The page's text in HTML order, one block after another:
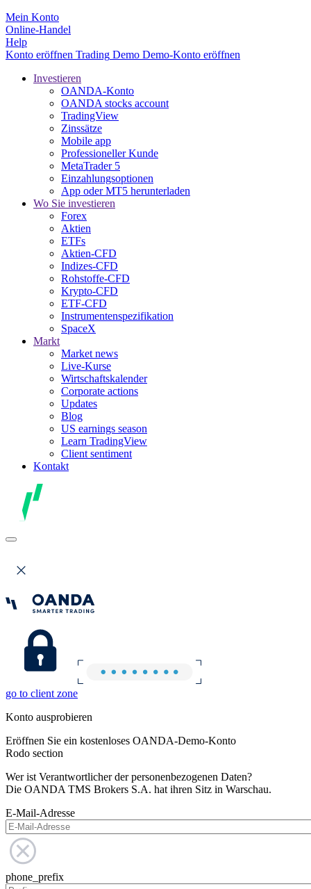
Mein Konto
Online-Handel
Help
Konto eröffnen Trading Demo Demo-Konto eröffnen
Investieren
OANDA-Konto
OANDA stocks account
TradingView
Zinssätze
Mobile app
Professioneller Kunde
MetaTrader 5
Einzahlungsoptionen
App oder MT5 herunterladen
Wo Sie investieren
Forex
Aktien
ETFs
Aktien-CFD
Indizes-CFD
Rohstoffe-CFD
Krypto-CFD
ETF-CFD
Instrumentenspezifikation
SpaceX
Markt
Market news
Live-Kurse
Wirtschaftskalender
Corporate actions
Updates
Blog
US earnings season
Learn TradingView
Client sentiment
Kontakt
go to client zone
Konto ausprobieren
Eröffnen Sie ein kostenloses OANDA-Demo-Konto
Rodo section
Wer ist Verantwortlicher der personenbezogenen Daten?
Die OANDA TMS Brokers S.A. hat ihren Sitz in Warschau.
E-Mail-Adresse
phone_prefix